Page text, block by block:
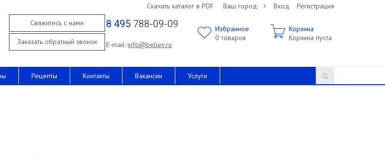
Скачать каталог в PDF Ваш город: Вход Регистрация
Свяжитесь с нами
Заказать обратный звонок
8 495 788-09-09
E-mail:info@believ.ru
Избранное
0 товаров
Корзина
Корзина пуста
Рецепты Контакты Вакансии Услуги